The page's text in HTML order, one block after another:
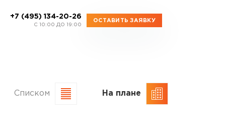
+7 (495) 134-20-26
C 10:00 ДО 19:00
ОСТАВИТЬ ЗАЯВКУ
Списком На плане